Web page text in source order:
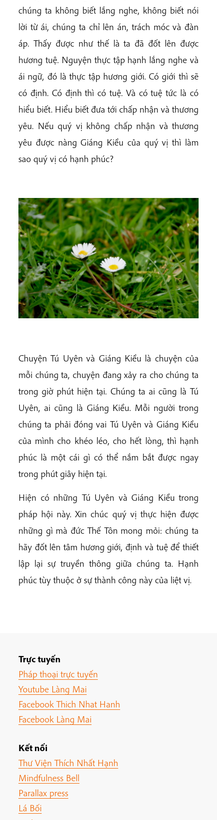
chúng ta không biết lắng nghe, không biết nói
lời từ ái, chúng ta chỉ lên án, trách móc và đàn
áp. Thấy được như thế là ta đã đốt lên được
hương tuệ. Nguyện thực tập hạnh lắng nghe và
ái ngữ, đó là thực tập hương giới. Có giới thì sẽ
có định. Có định thì có tuệ. Và có tuệ tức là có
hiểu biết. Hiểu biết đưa tới chấp nhận và thương
yêu. Nếu quý vị không chấp nhận và thương
yêu được nàng Giáng Kiều của quý vị thì làm
sao quý vị có hạnh phúc?
Chuyện Tú Uyên và Giáng Kiều là chuyện của
mỗi chúng ta, chuyện đang xảy ra cho chúng ta
trong giờ phút hiện tại. Chúng ta ai cũng là Tú
Uyên, ai cũng là Giáng Kiều. Mỗi người trong
chúng ta phải đóng vai Tú Uyên và Giáng Kiều
của mình cho khéo léo, cho hết lòng, thì hạnh
phúc là một cái gì có thể nắm bắt được ngay
trong phút giây hiện tại.
Hiện có những Tú Uyên và Giáng Kiều trong
pháp hội này. Xin chúc quý vị thực hiện được
những gì mà đức Thế Tôn mong mỏi: chúng ta
hãy đốt lên tâm hương giới, định và tuệ để thiết
lập lại sự truyền thông giữa chúng ta. Hạnh
phúc tùy thuộc ở sự thành công này của liệt vị.
Trực tuyến
Pháp thoại trực tuyến
Youtube Làng Mai
Facebook Thich Nhat Hanh
Facebook Làng Mai
Kết nối
Thư Viện Thích Nhất Hạnh
Mindfulness Bell
Parallax press
Lá Bối